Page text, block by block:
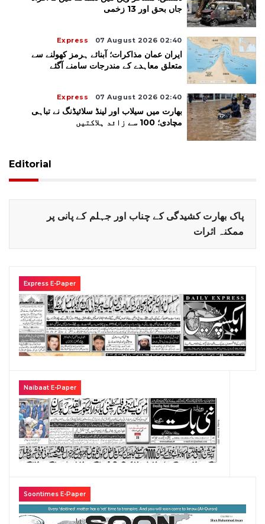
جاں بحق اور 13 زخمی
Express 07 August 2026 02:40
ایران عمان مذاکرات؛ آبنائے ہرمز کھولنے سے
متعلق معاہدے کے مندرجات سامنے آگئے
Express 07 August 2026 02:40
بھارت میں سیلاب اور لینڈ سلائیڈنگ نے تباہی
مچادی؛ 100 سے زائد ہلاکتیں
Editorial
پاک بھارت کشیدگی کے چناب اور جہلم کے پانی پر
ممکنہ اثرات
Express E-Paper
Naibaat E-Paper
Soontimes E-Paper